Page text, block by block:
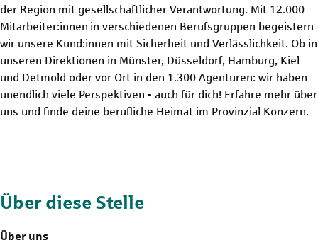
der Region mit gesellschaftlicher Verantwortung. Mit 12.000
Mitarbeiter:innen in verschiedenen Berufsgruppen begeistern
wir unsere Kund:innen mit Sicherheit und Verlässlichkeit. Ob in
unseren Direktionen in Münster, Düsseldorf, Hamburg, Kiel
und Detmold oder vor Ort in den 1.300 Agenturen: wir haben
unendlich viele Perspektiven - auch für dich! Erfahre mehr über
uns und finde deine berufliche Heimat im Provinzial Konzern.
Über diese Stelle
Über uns